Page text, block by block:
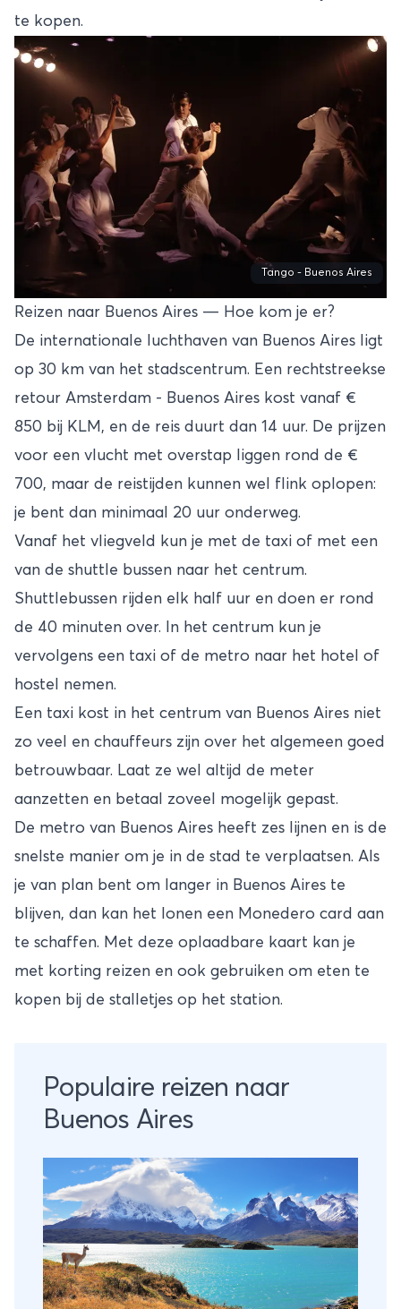
te kopen.
Tango - Buenos Aires
Reizen naar Buenos Aires — Hoe kom je er?
De internationale luchthaven van Buenos Aires ligt
op 30 km van het stadscentrum. Een rechtstreekse
retour Amsterdam - Buenos Aires kost vanaf €
850 bij KLM, en de reis duurt dan 14 uur. De prijzen
voor een vlucht met overstap liggen rond de €
700, maar de reistijden kunnen wel flink oplopen:
je bent dan minimaal 20 uur onderweg.
Vanaf het vliegveld kun je met de taxi of met een
van de shuttle bussen naar het centrum.
Shuttlebussen rijden elk half uur en doen er rond
de 40 minuten over. In het centrum kun je
vervolgens een taxi of de metro naar het hotel of
hostel nemen.
Een taxi kost in het centrum van Buenos Aires niet
zo veel en chauffeurs zijn over het algemeen goed
betrouwbaar. Laat ze wel altijd de meter
aanzetten en betaal zoveel mogelijk gepast.
De metro van Buenos Aires heeft zes lijnen en is de
snelste manier om je in de stad te verplaatsen. Als
je van plan bent om langer in Buenos Aires te
blijven, dan kan het lonen een Monedero card aan
te schaffen. Met deze oplaadbare kaart kan je
met korting reizen en ook gebruiken om eten te
kopen bij de stalletjes op het station.
Populaire reizen naar
Buenos Aires